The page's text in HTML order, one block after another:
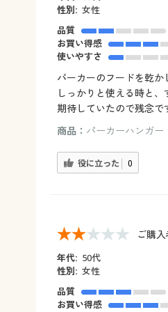
性別: 女性
品質
お買い得感
使いやすさ
パーカーのフードを乾か
しっかりと使える時と
期待していたので残念で
商品： パーカーハンガー
役に立った 0
ご購
年代: 50代
性別: 女性
品質
お買い得感